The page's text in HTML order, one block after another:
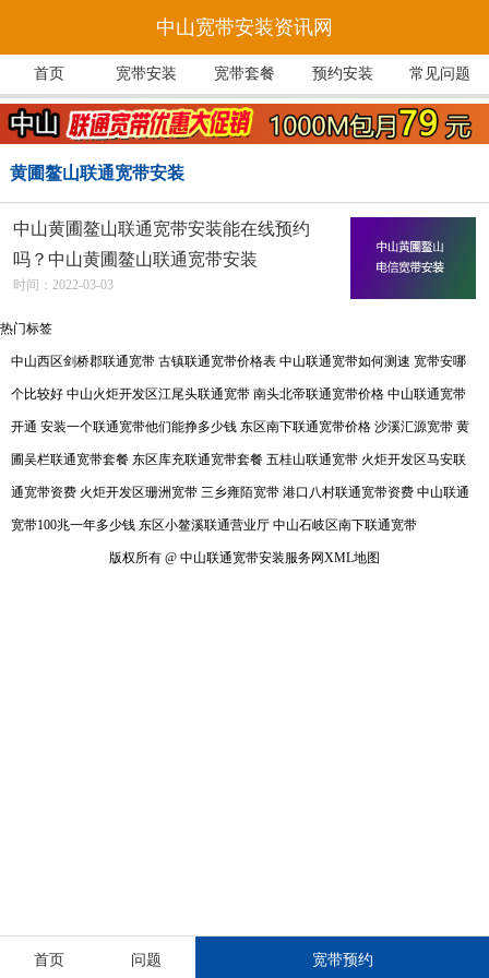
中山宽带安装资讯网
首页 宽带安装 宽带套餐 预约安装 常见问题
黄圃鳌山联通宽带安装
中山黄圃鳌山联通宽带安装能在线预约
吗？中山黄圃鳌山联通宽带安装
时间：2022-03-03
热门标签
中山西区剑桥郡联通宽带 古镇联通宽带价格表 中山联通宽带如何测速 宽带安哪
个比较好 中山火炬开发区江尾头联通宽带 南头北帝联通宽带价格 中山联通宽带
开通 安装一个联通宽带他们能挣多少钱 东区南下联通宽带价格 沙溪汇源宽带 黄
圃吴栏联通宽带套餐 东区库充联通宽带套餐 五桂山联通宽带 火炬开发区马安联
通宽带资费 火炬开发区珊洲宽带 三乡雍陌宽带 港口八村联通宽带资费 中山联通
宽带100兆一年多少钱 东区小鳌溪联通营业厅 中山石岐区南下联通宽带
版权所有 @ 中山联通宽带安装服务网XML地图
首页 问题 宽带预约